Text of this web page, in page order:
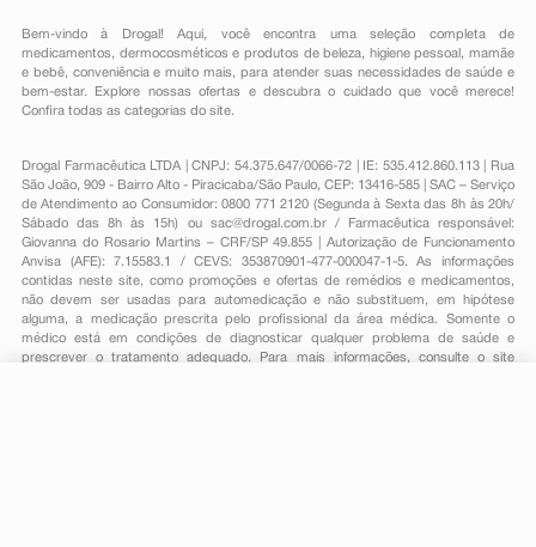
Bem-vindo à Drogal! Aqui, você encontra uma seleção completa de
medicamentos , dermocosméticos e produtos de beleza, higiene pessoal ,mamãe
e bebê, conveniênciae muito mais, para atender suas necessidades de saúde e
bem-estar. Explore nossas ofertas e descubra o cuidado que você merece!
Confira todas as categorias do site.
Drogal Farmacêutica LTDA | CNPJ: 54.375.647/0066-72 | IE: 535.412.860.113 | Rua
São João, 909 - Bairro Alto - Piracicaba/São Paulo, CEP: 13416-585 | SAC – Serviço
de Atendimento ao Consumidor: 0800 771 2120 (Segunda à Sexta das 8h às 20h/
Sábado das 8h às 15h) ou sac@drogal.com.br/ Farmacêutica responsável:
Giovanna do Rosario Martins – CRF/SP 49.855 | Autorização de Funcionamento
Anvisa (AFE): 7.15583.1 / CEVS: 353870901-477-000047-1-5. As informações
contidas neste site, como promoções e ofertas de remédios e medicamentos,
não devem ser usadas para automedicação e não substituem, em hipótese
alguma, a medicação prescrita pelo profissional da área médica. Somente o
médico está em condições de diagnosticar qualquer problema de saúde e
prescrever o tratamento adequado. Para mais informações, consulte o site